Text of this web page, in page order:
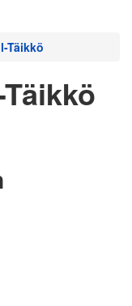
Täikkö